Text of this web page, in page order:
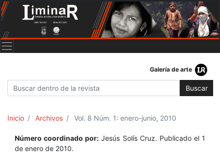
Galería de arte
Buscar
Inicio Archivos Vol. 8 Núm. 1: enero-junio, 2010
Número coordinado por: Jesús Solís Cruz. Publicado el 1
de enero de 2010.